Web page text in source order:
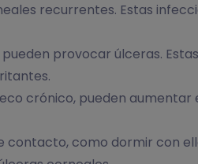
recurrentes. Estas
provocar úlceras.
crónico, pueden aumentar
contacto, como dormir con